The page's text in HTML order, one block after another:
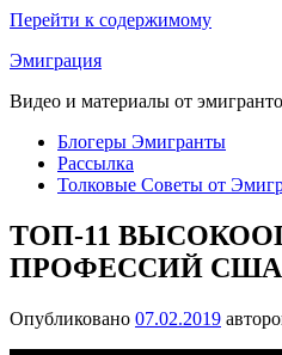
Перейти к содержимому
Эмиграция
Видео и материалы от
Блогеры Эмигранты
Рассылка
Толковые Советы от
ТОП-11
ПРОФЕССИЙ США
Опубликовано 07.02.2019